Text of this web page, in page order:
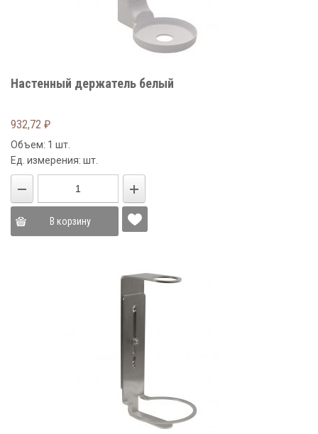
Настенный держатель белый
932,72 ₽
Объем: 1 шт.
Ед. измерения: шт.
В корзину